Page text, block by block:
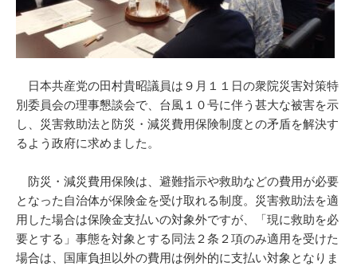
日本共産党の田村貴昭議員は９月１１日の衆院災害対策特
別委員会の理事懇談会で、台風１０号に伴う甚大な被害を示
し、災害救助法と防災・減災費用保険制度との矛盾を解決す
るよう政府に求めました。
防災・減災費用保険は、避難指示や救助などの費用が必要
となった自治体が保険金を受け取れる制度。災害救助法を適
用した場合は保険金支払いの対象外ですが、「現に救助を必
要とする」事態を対象とする同法２条２項のみ適用を受けた
場合は、国庫負担以外の費用は例外的に支払い対象となりま